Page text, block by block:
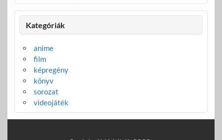
Kategóriák
anime
film
képregény
könyv
sorozat
videojáték